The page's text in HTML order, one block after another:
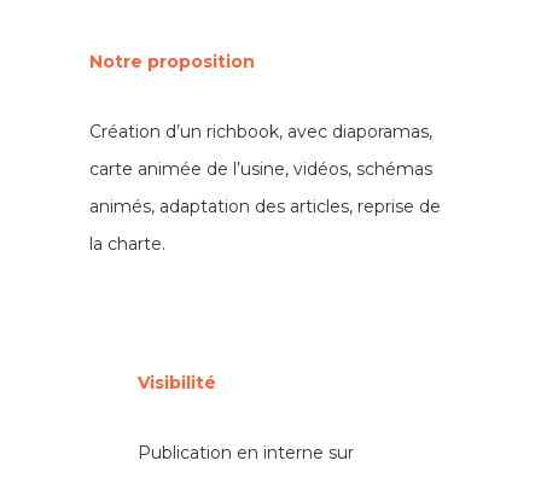
Notre proposition
Création d’un richbook, avec diaporamas,
carte animée de l’usine, vidéos, schémas
animés, adaptation des articles, reprise de
la charte.
Visibilité
Publication en interne sur